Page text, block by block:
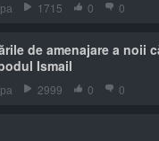
1715 0 0
de amenajare a noii
Ismail
2999 0 0